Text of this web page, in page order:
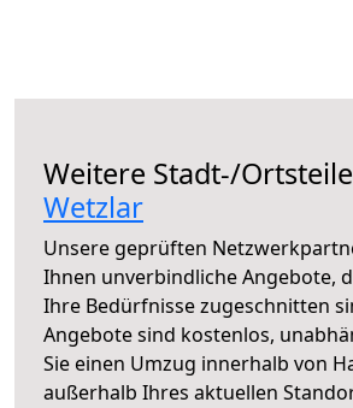
Weitere Stadt-/
Wetzlar
Unsere geprüften
Ihnen unverbindliche Angebote,
Ihre Bedürfnisse zugeschnitten
Angebote sind kostenlos,
Sie einen Umzug innerhalb von
außerhalb Ihres aktuellen